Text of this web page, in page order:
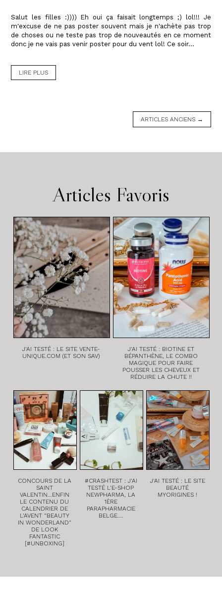
Salut les filles :)))) Eh oui ça faisait longtemps ;) lol!!! Je
m'excuse de ne pas poster souvent mais je n'achète pas trop
de choses ou ne teste pas trop de nouveautés en ce moment
donc je ne vais pas venir poster pour du vent lol! Ce soir...
LIRE PLUS
ARTICLES ANCIENS →
Articles Favoris
J'AI TESTÉ : LE SITE VENTE-
UNIQUE.COM (ET SON SAV)
J'AI TESTÉ : BIOTINE ET
BÉPANTHÈNE, LE COMBO
MAGIQUE POUR FAIRE
POUSSER LES CHEVEUX ET
RÉDUIRE LA CHUTE !!
CONCOURS DE LA
SAINT
VALENTIN...ENFIN
LE CONTENU DU
CALENDRIER DE
L'AVENT "BEAUTY
IN WONDERLAND"
DE LOOK
FANTASTIC
[#UNBOXING]
#CRASHTEST : J'AI
TESTÉ L'E-SHOP
NEWPHARMA, LA
1ÈRE
PARAPHARMACIE
BELGE....
J'AI TESTÉ : LE SITE
BEAUTÉ
MYORIGINES !